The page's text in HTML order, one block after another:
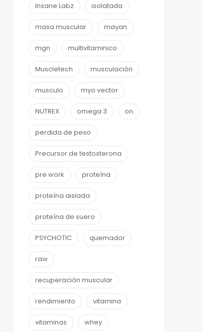
Insane Labz isolatada
masa muscular mayan
mgn multivitaminico
Muscletech musculación
musculo myo vector
NUTREX omega 3 on
perdida de peso
Precursor de testosterona
pre work proteína
proteína aislada
proteína de suero
PSYCHOTIC quemador
raw
recuperación muscular
rendimiento vitamina
vitaminas whey